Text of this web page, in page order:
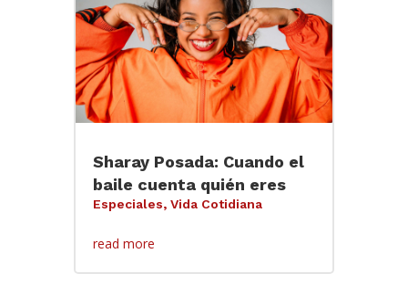
Sharay Posada: Cuando el
baile cuenta quién eres
Especiales, Vida Cotidiana
read more